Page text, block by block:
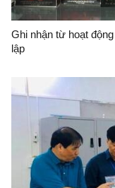
Ghi nhận từ hoạt
lập